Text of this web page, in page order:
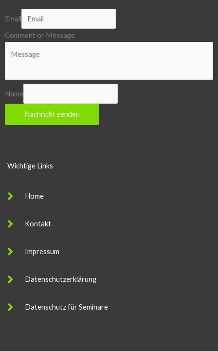
Email
Comment or Message
Name
Nachricht senden
Wichtige Links
Home
Kontakt
Impressum
Datenschutzerklärung
Datenschutz für Seminare